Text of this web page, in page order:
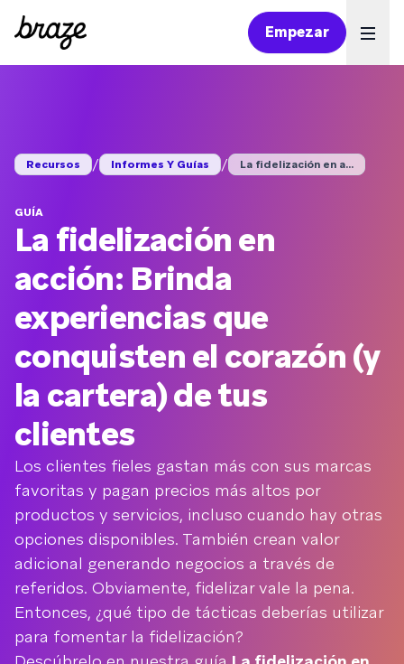
Empezar
Recursos / Informes Y Guías / La fidelización en a...
GUÍA
La fidelización en
acción: Brinda
experiencias que
conquisten el corazón (y
la cartera) de tus
clientes
Los clientes fieles gastan más con sus marcas
favoritas y pagan precios más altos por
productos y servicios, incluso cuando hay otras
opciones disponibles. También crean valor
adicional generando negocios a través de
referidos. Obviamente, fidelizar vale la pena.
Entonces, ¿qué tipo de tácticas deberías utilizar
para fomentar la fidelización?